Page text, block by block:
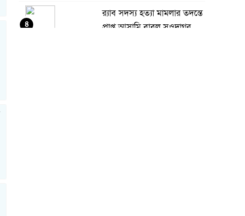
র‌্যাব সদস্য হত্যা মামলার তদন্তে
প্রাপ্ত আসামি বাবুল সওদাগর
৪